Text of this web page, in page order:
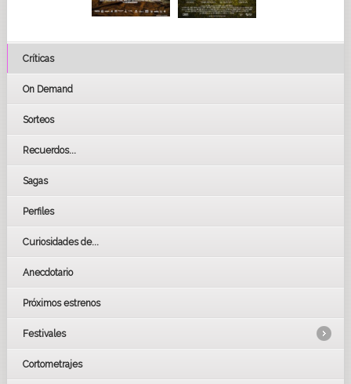
Críticas
On Demand
Sorteos
Recuerdos...
Sagas
Perfiles
Curiosidades de...
Anecdotario
Próximos estrenos
Festivales
LOS OSCARS
Cortometrajes